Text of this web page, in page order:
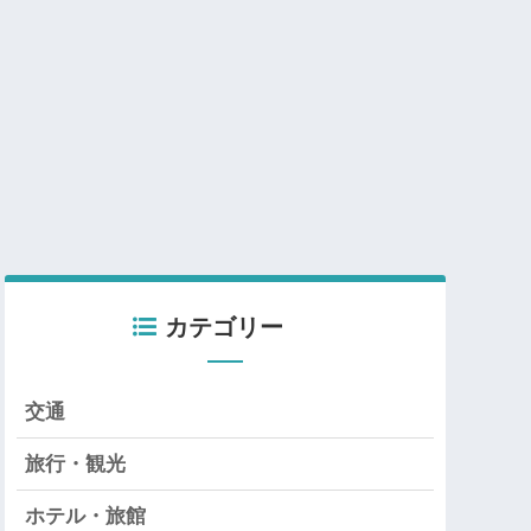
カテゴリー
交通
旅行・観光
ホテル・旅館